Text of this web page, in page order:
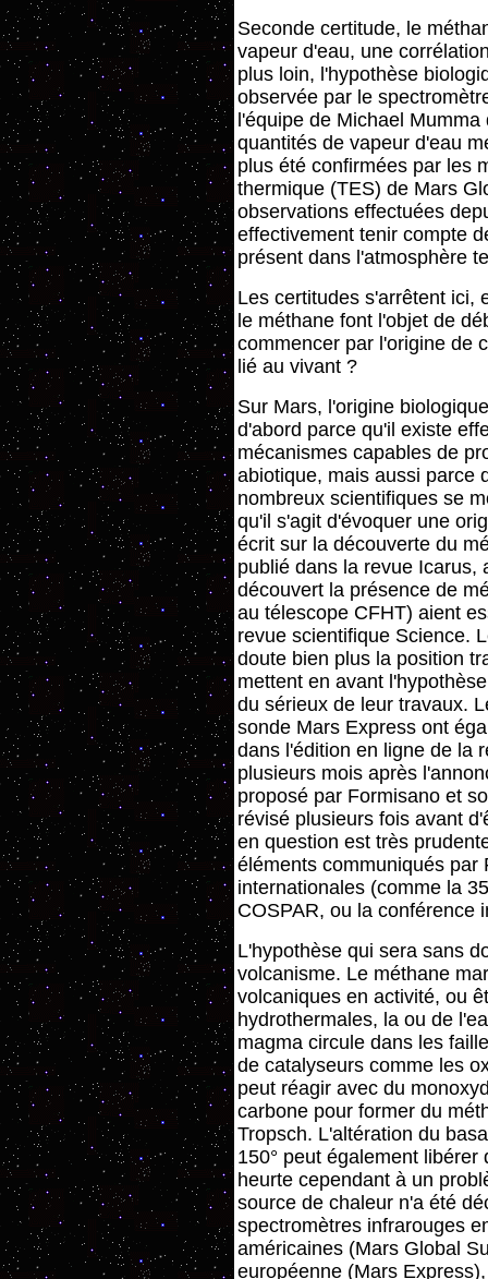
Seconde certitude, le
vapeur d'eau, une
plus loin, l'hypothèse
observée par le
l'équipe de Michael
quantités de vapeur d'eau
plus été confirmées par les
thermique (TES) de Mars
observations effectuées
effectivement tenir compte
présent dans l'atmosphère
Les certitudes s'arrêtent ici,
le méthane font l'objet de
commencer par l'origine de
lié au vivant ?
Sur Mars, l'origine
d'abord parce qu'il existe
mécanismes capables de
abiotique, mais aussi parce
nombreux scientifiques se
qu'il s'agit d'évoquer une
écrit sur la découverte du
publié dans la revue Icarus,
découvert la présence de
au télescope CFHT) aient
revue scientifique Science.
doute bien plus la position
mettent en avant
du sérieux de leur travaux.
sonde Mars Express ont
dans l'édition en ligne de la
plusieurs mois après
proposé par Formisano et
révisé plusieurs fois avant
en question est très
éléments communiqués par
internationales (comme la
COSPAR, ou la conférence
L'hypothèse qui sera sans
volcanisme. Le méthane
volcaniques en activité, ou
hydrothermales, la ou de
magma circule dans les
de catalyseurs comme les
peut réagir avec du
carbone pour former du
Tropsch. L'altération du
150° peut également
heurte cependant à un
source de chaleur n'a été
spectromètres infrarouges
américaines (Mars Global
européenne (Mars